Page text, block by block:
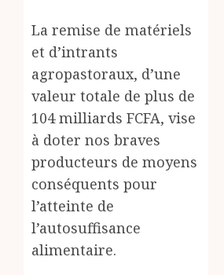
La remise de matériels
et d’intrants
agropastoraux, d’une
valeur totale de plus de
104 milliards FCFA, vise
à doter nos braves
producteurs de moyens
conséquents pour
l’atteinte de
l’autosuffisance
alimentaire.